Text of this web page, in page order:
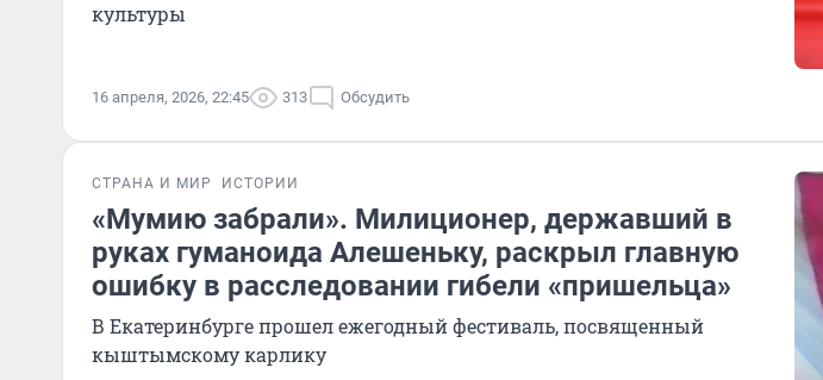
культуры
16 апреля, 2026, 22:45 313 Обсудить
СТРАНА И МИР ИСТОРИИ
«Мумию забрали». Милиционер, державший в
руках гуманоида Алешеньку, раскрыл главную
ошибку в расследовании гибели «пришельца»
В Екатеринбурге прошел ежегодный фестиваль, посвященный
кыштымскому карлику